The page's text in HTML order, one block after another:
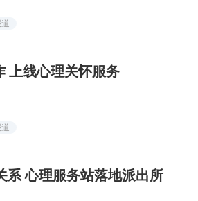
上线心理关怀服务
系 心理服务站落地派出所